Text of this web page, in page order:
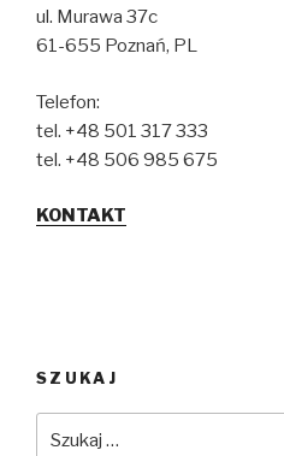
ul. Murawa 37c
61-655 Poznań, PL
Telefon:
tel. +48 501 317 333
tel. +48 506 985 675
KONTAKT
SZUKAJ